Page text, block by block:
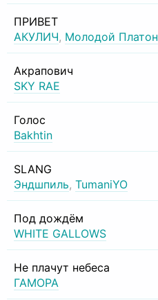
ПРИВЕТ
АКУЛИЧ, Молодой Платон
Акрапович
SKY RAE
Голос
Bakhtin
SLANG
Эндшпиль, TumaniYO
Под дождём
WHITE GALLOWS
Не плачут небеса
ГАМОРА